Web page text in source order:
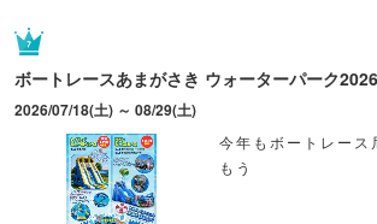
ボートレースあまがさき ウォーターパーク2026
2026/07/18(土) ～ 08/29(土)
今年もボートレース
もう